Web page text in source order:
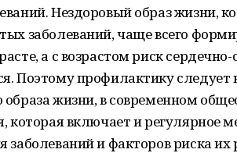
Нездоровый образ жизни,
заболеваний, чаще всего
а с возрастом риск
Поэтому профилактику следует
жизни, в современном
которая включает и регулярное
заболеваний и факторов риска